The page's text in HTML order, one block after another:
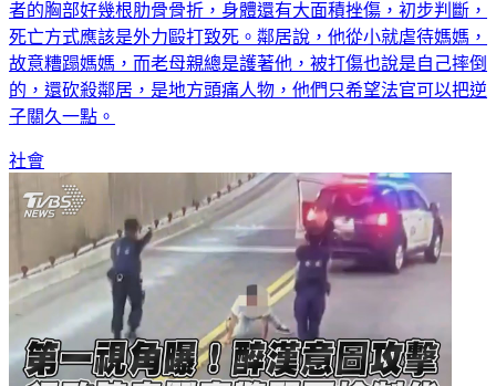
者的胸部好幾根肋骨骨折，身體還有大面積挫傷，初步判斷，
死亡方式應該是外力毆打致死。鄰居說，他從小就虐待媽媽，
故意糟蹋媽媽，而老母親總是護著他，被打傷也說是自己摔倒
的，還砍殺鄰居，是地方頭痛人物，他們只希望法官可以把逆
子關久一點。
社會